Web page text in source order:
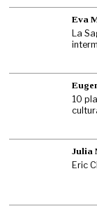
Eva
La
10
Julia
Eric